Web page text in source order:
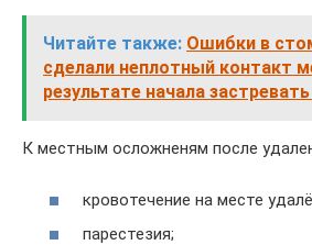
Читайте также: Ошибки в
сделали неплотный контакт
результате начала
К местным осложненям после
кровотечение на месте
парестезия;